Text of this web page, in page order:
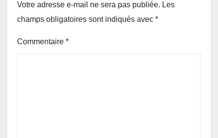
Votre adresse e-mail ne sera pas publiée. Les
champs obligatoires sont indiqués avec *
Commentaire *